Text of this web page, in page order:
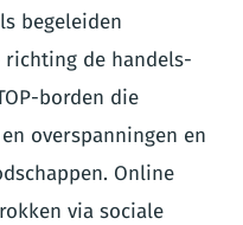
begeleiden
richting de handels-
borden die
overspanningen en
Online
via sociale